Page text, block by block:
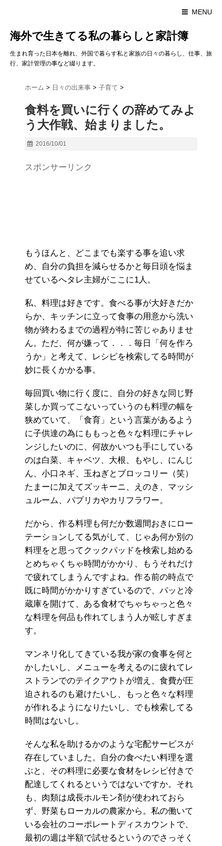
MENU
海外で生きてる私の暮らしと家計簿
生まれ育った日本を離れ、外国で暮らす私と家族の日々の暮らし、仕事、旅
行、家計管理の事など綴ります。
ホーム > 日々の出来事 > 子育て >
食料を買いに行くの辞めてみよ
う大作戦、始まりました。
2016/10/01
スポンサーリンク
もうほんと、どこまでも楽する事を追い求
め、自分の負担を減らせるかと毎日頭を悩ま
せているへタレ主婦がここに1人。
私、料理は好きです。食べる事が大好きだか
らか、キッチンに立って食事の用意から洗い
物が終わるまでの過程が特に苦じゃありませ
ん。ただ、何が嫌って．．．毎日「何を作ろ
うか」と考えて、レシピを検索してる時間が
妙に長くかかる事。
毎回買い物に行く度に、自分の好きな同じ野
菜しか買ってこないっていうのも料理の幅を
狭めていて、「食育」という言葉があるよう
に子供達の為にももっと色々な料理にチャレ
ンジしたいのに、何故かいつも手にしている
のは白菜、キャベツ、大根、もやし、にんじ
ん、小口ネギ、玉ねぎとブロッコリー（笑）
たまーに加えてズッキーニ、えのき、マッシ
ュルーム、パプリカやカリフラワー。
だから、作る料理も何だか数週間おきにロー
テーションしてる気がして、じゃあ何か別の
料理をと思ってクックパッドを検索し始める
とめちゃくちゃ時間がかかり、もうそれだけ
で疲れてしまうんですよね。作る前の時点で
既に時間がかかりすぎているので、パッと冷
蔵庫を開けて、ある食材でちゃちゃっと色々
な料理を何品も作れてしまう人が眩しすぎま
す。
マンネリ化してきている我が家の食事を何と
かしたいし、メニューを考えるのに疲れてレ
ストランでのテイクアウトが増え、食費が圧
迫されるのも避けたいし、もっと色々な料理
が作れるようになりたいし、でも検索してる
時間はないし。
そんな私を助けるかのような宅配サービスが
存在していました。自分の食べたい料理を選
ぶと、その料理に必要な食材をレシピ付きで
配達してくれるというではないですか。それ
も、肉類は成長ホルモン剤が使われておら
ず、野菜もローカルの農家から。私の働いて
いる会社のコーポレートディスカウントで、
最初の週は半額で試せるというのでさっそく